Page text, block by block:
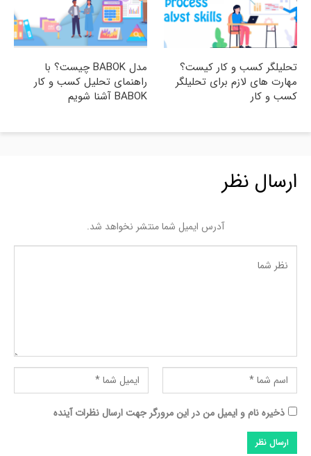
تحلیلگر کسب و کار کیست؟
مهارت های لازم برای تحلیلگر
کسب و کار
مدل BABOK چیست؟ با
راهنمای تحلیل کسب و کار
BABOK آشنا شویم
ارسال نظر
آدرس ایمیل شما منتشر نخواهد شد.
ذخیره نام و ایمیل من در این مرورگر جهت ارسال نظرات آینده